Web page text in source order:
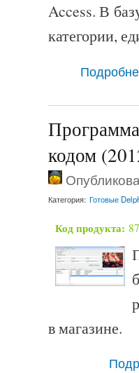
Access. В
категории,
кодом
Категория: Готовые
Код продукта: 87
в магазине.